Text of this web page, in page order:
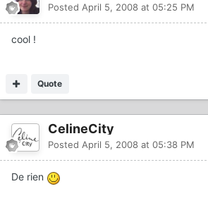
Posted April 5, 2008 at 05:25 PM
cool !
Quote
CelineCity
Posted April 5, 2008 at 05:38 PM
De rien